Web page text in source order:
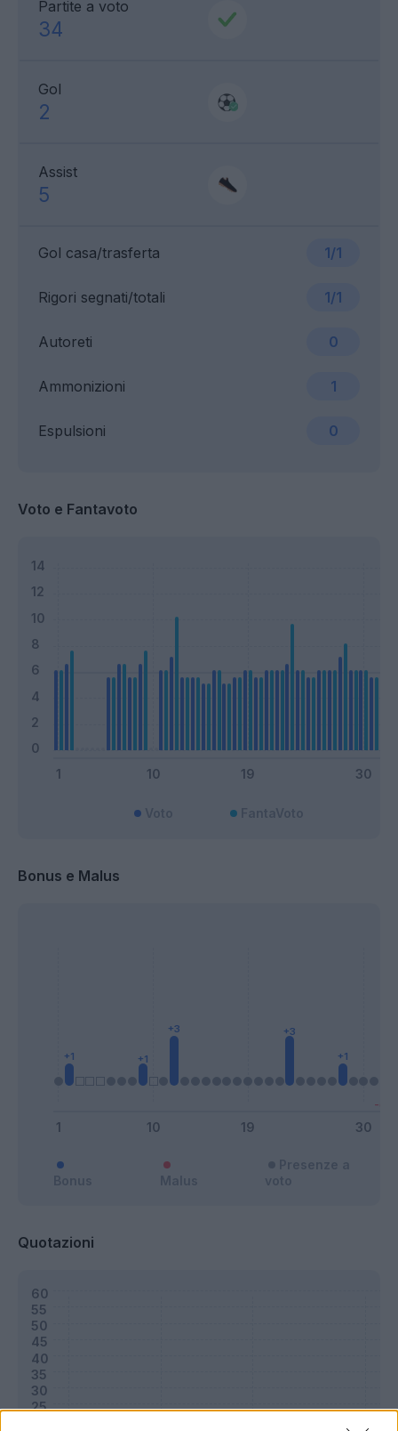
Partite a voto
34
Gol
2
Assist
5
Gol casa/trasferta 1/1
Ammonizioni 1
Rigori segnati/totali 1/1
Espulsioni 0
Autoreti 0
Voto e Fantavoto
Bonus e Malus
Quotazioni